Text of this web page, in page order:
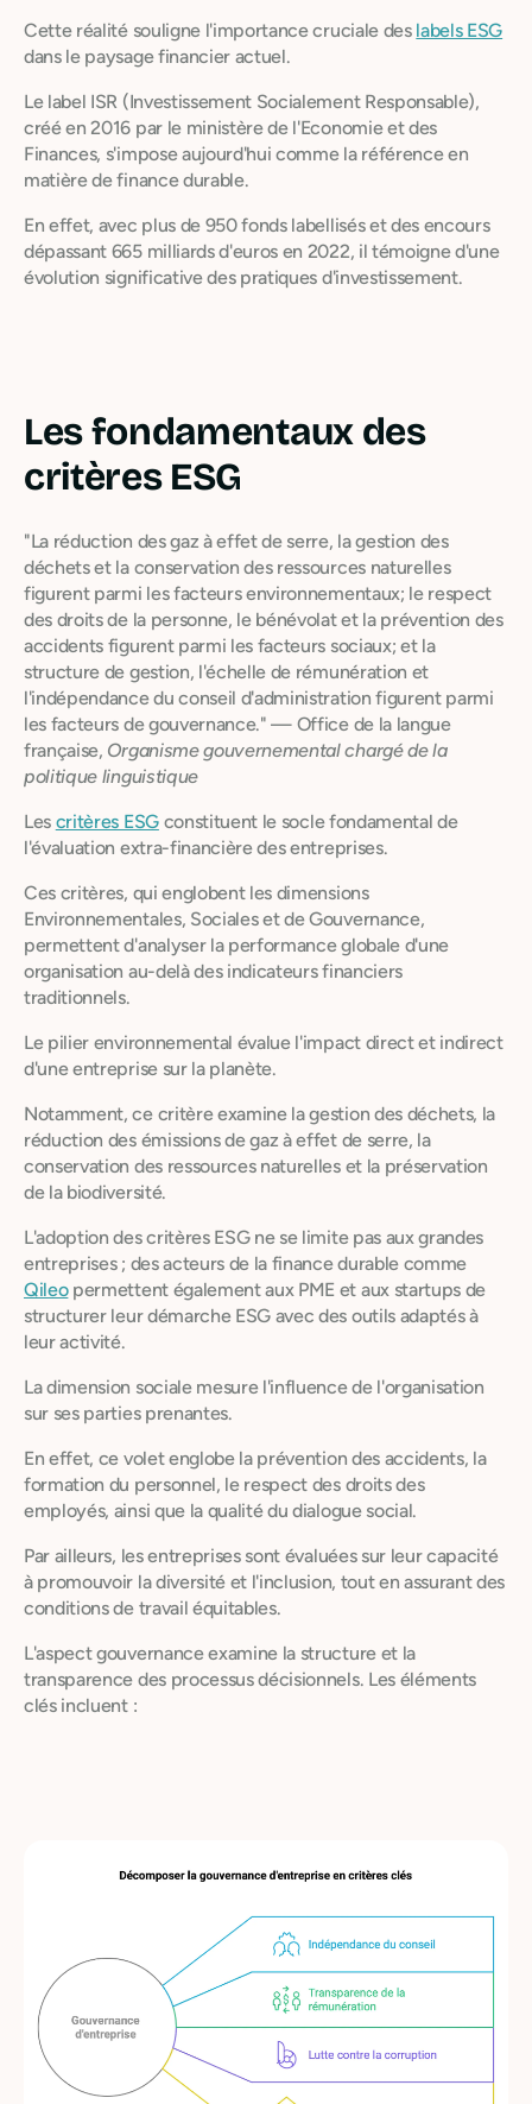
Cette réalité souligne l'importance cruciale des labels ESG
dans le paysage financier actuel.
Le label ISR (Investissement Socialement Responsable),
créé en 2016 par le ministère de l'Economie et des
Finances, s'impose aujourd'hui comme la référence en
matière de finance durable.
En effet, avec plus de 950 fonds labellisés et des encours
dépassant 665 milliards d'euros en 2022, il témoigne d'une
évolution significative des pratiques d'investissement.
Les fondamentaux des
critères ESG
"La réduction des gaz à effet de serre, la gestion des
déchets et la conservation des ressources naturelles
figurent parmi les facteurs environnementaux; le respect
des droits de la personne, le bénévolat et la prévention des
accidents figurent parmi les facteurs sociaux; et la
structure de gestion, l'échelle de rémunération et
l'indépendance du conseil d'administration figurent parmi
les facteurs de gouvernance." — Office de la langue
française, Organisme gouvernemental chargé de la
politique linguistique
Les critères ESGconstituent le socle fondamental de
l'évaluation extra-financière des entreprises.
Ces critères, qui englobent les dimensions
Environnementales, Sociales et de Gouvernance,
permettent d'analyser la performance globale d'une
organisation au-delà des indicateurs financiers
traditionnels.
Le pilier environnemental évalue l'impact direct et indirect
d'une entreprise sur la planète.
Notamment, ce critère examine la gestion des déchets, la
réduction des émissions de gaz à effet de serre, la
conservation des ressources naturelles et la préservation
de la biodiversité.
L'adoption des critères ESG ne se limite pas aux grandes
entreprises ; des acteurs de la finance durable comme
Qileopermettent également aux PME et aux startups de
structurer leur démarche ESG avec des outils adaptés à
leur activité.
La dimension sociale mesure l'influence de l'organisation
sur ses parties prenantes.
En effet, ce volet englobe la prévention des accidents, la
formation du personnel, le respect des droits des
employés, ainsi que la qualité du dialogue social.
Par ailleurs, les entreprises sont évaluées sur leur capacité
à promouvoir la diversité et l'inclusion, tout en assurant des
conditions de travail équitables.
L'aspect gouvernance examine la structure et la
transparence des processus décisionnels. Les éléments
clés incluent :